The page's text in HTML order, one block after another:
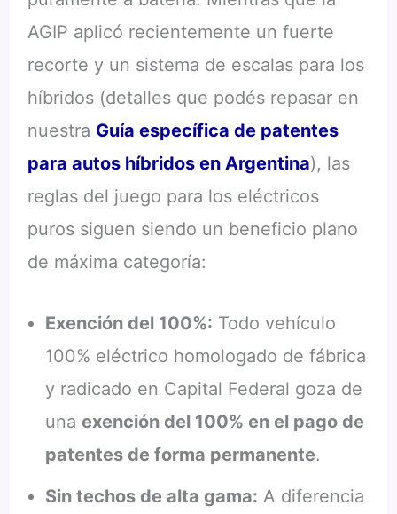
AGIP aplicó recientemente un fuerte
recorte y un sistema de escalas para los
híbridos (detalles que podés repasar en
nuestra Guía específica de patentes
para autos híbridos en Argentina), las
reglas del juego para los eléctricos
puros siguen siendo un beneficio plano
de máxima categoría:
Exención del 100%: Todo vehículo
100% eléctrico homologado de fábrica
y radicado en Capital Federal goza de
una exención del 100% en el pago de
patentes de forma permanente.
Sin techos de alta gama: A diferencia